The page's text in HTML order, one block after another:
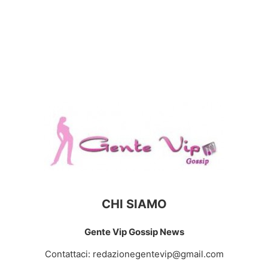
CHI SIAMO
Gente Vip Gossip News
Contattaci: redazionegentevip@gmail.com